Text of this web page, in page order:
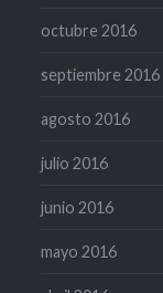
octubre 2016
septiembre 2016
agosto 2016
julio 2016
junio 2016
mayo 2016